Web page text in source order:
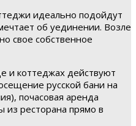
идеально подойдут
об уединении. Возле
свое собственное
и коттеджах действуют
русской бани на
почасовая аренда
из ресторана прямо в